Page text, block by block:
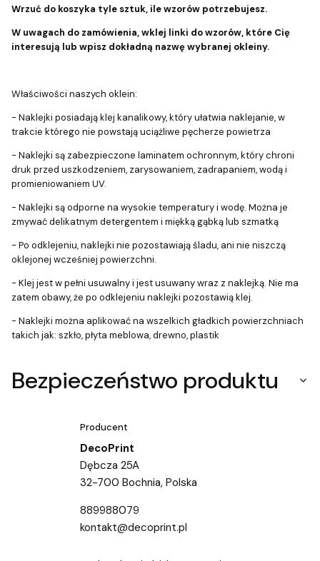
Wrzuć do koszyka tyle sztuk, ile wzorów potrzebujesz.
W uwagach do zamówienia, wklej linki do wzorów, które Cię
interesują lub wpisz dokładną nazwę wybranej okleiny.
Właściwości naszych oklein:
- Naklejki posiadają klej kanalikowy, który ułatwia naklejanie, w
trakcie którego nie powstają uciążliwe pęcherze powietrza
- Naklejki są zabezpieczone laminatem ochronnym, który chroni
druk przed uszkodzeniem, zarysowaniem, zadrapaniem, wodą i
promieniowaniem UV.
- Naklejki są odporne na wysokie temperatury i wodę. Można je
zmywać delikatnym detergentem i miękką gąbką lub szmatką
- Po odklejeniu, naklejki nie pozostawiają śladu, ani nie niszczą
oklejonej wcześniej powierzchni.
- Klej jest w pełni usuwalny i jest usuwany wraz z naklejką. Nie ma
zatem obawy, że po odklejeniu naklejki pozostawią klej.
- Naklejki można aplikować na wszelkich gładkich powierzchniach
takich jak: szkło, płyta meblowa, drewno, plastik
Bezpieczeństwo produktu
Producent
DecoPrint
Dębcza 25A
32-700 Bochnia, Polska
889988079
kontakt@decoprint.pl